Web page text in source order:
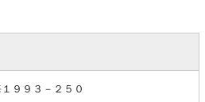
９９３－２５０